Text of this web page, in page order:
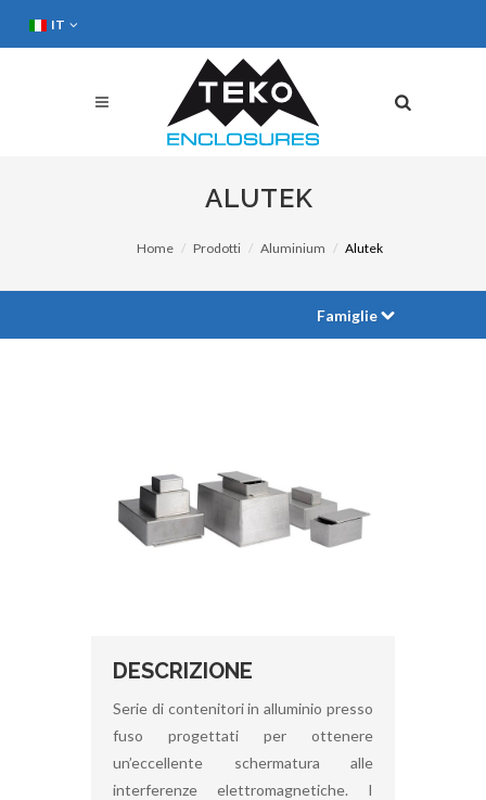
IT
ALUTEK
Home Prodotti Aluminium Alutek
Famiglie
DESCRIZIONE
Serie di contenitori in alluminio presso
fuso progettati per ottenere
un’eccellente schermatura alle
interferenze elettromagnetiche. I